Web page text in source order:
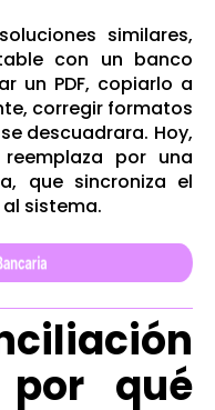
similares,
con un banco
un PDF, copiarlo a
corregir formatos
descuadrara. Hoy,
por una
que sincroniza el
sistema.
qué